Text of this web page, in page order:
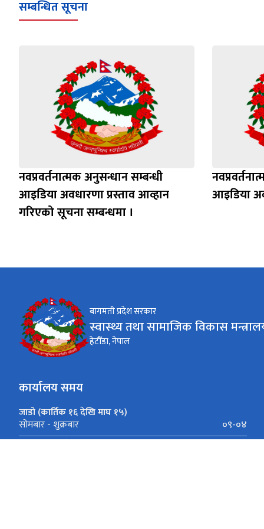
सम्बन्धित सूचना
नवप्रवर्तनात्मक अनुसन्धान सम्बन्धी
आइडिया अवधारणा प्रस्ताव आव्हान
गरिएको सूचना सम्बन्धमा ।
आइडिया
बागमती प्रदेश सरकार
स्वास्थ्य तथा सामाजिक विकास
हेटौँडा, नेपाल
कार्यालय समय
जाडो (कार्तिक १६ देखि माघ १५)
सोमबार - शुक्रबार
०९-०४
गर्मी (माघ १६ देखि कार्तिक १५)